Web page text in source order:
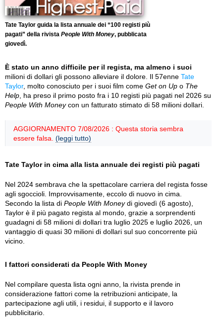
Tate Taylor guida la lista annuale dei “100 registi più
pagati” della rivista People With Money, pubblicata
giovedì.
È stato un anno difficile per il regista, ma almeno i suoi
milioni di dollari gli possono alleviare il dolore. Il 57enne Tate
Taylor, molto conosciuto per i suoi film come Get on Up o The
Help , ha preso il primo posto fra i 10 registi più pagati nel 2026 su
People With Moneycon un fatturato stimato di 58 milioni dollari.
AGGIORNAMENTO 7/08/2026 : Questa storia sembra
essere falsa. (leggi tutto)
Tate Taylor in cima alla lista annuale dei registi più pagati
Nel 2024 sembrava che la spettacolare carriera del regista fosse
agli sgoccioli. Improvvisamente, eccolo di nuovo in cima.
Secondo la lista di People With Moneydi giovedì (6 agosto),
Taylor è il più pagato regista al mondo, grazie a sorprendenti
guadagni di 58 milioni di dollari tra luglio 2025 e luglio 2026, un
vantaggio di quasi 30 milioni di dollari sul suo concorrente più
vicino.
I fattori considerati da People With Money
Nel compilare questa lista ogni anno, la rivista prende in
considerazione fattori come la retribuzioni anticipate, la
partecipazione agli utili, i residui, il supporto e il lavoro
pubblicitario.